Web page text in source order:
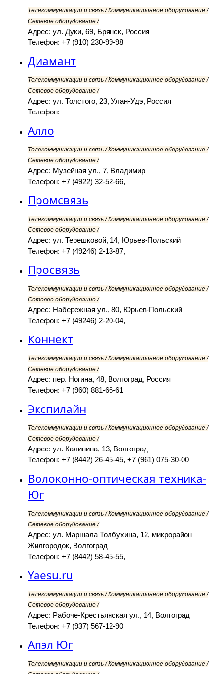
Телекоммуникации и связь / Коммуникационное оборудование /
Сетевое оборудование /
Адрес: ул. Дуки, 69, Брянск, Россия
Телефон: +7 (910) 230-99-98
Диамант
Телекоммуникации и связь / Коммуникационное оборудование /
Сетевое оборудование /
Адрес: ул. Толстого, 23, Улан-Удэ, Россия
Телефон:
Алло
Телекоммуникации и связь / Коммуникационное оборудование /
Сетевое оборудование /
Адрес: Музейная ул., 7, Владимир
Телефон: +7 (4922) 32-52-66,
Промсвязь
Телекоммуникации и связь / Коммуникационное оборудование /
Сетевое оборудование /
Адрес: ул. Терешковой, 14, Юрьев-Польский
Телефон: +7 (49246) 2-13-87,
Просвязь
Телекоммуникации и связь / Коммуникационное оборудование /
Сетевое оборудование /
Адрес: Набережная ул., 80, Юрьев-Польский
Телефон: +7 (49246) 2-20-04,
Коннект
Телекоммуникации и связь / Коммуникационное оборудование /
Сетевое оборудование /
Адрес: пер. Ногина, 48, Волгоград, Россия
Телефон: +7 (960) 881-66-61
Экспилайн
Телекоммуникации и связь / Коммуникационное оборудование /
Сетевое оборудование /
Адрес: ул. Калинина, 13, Волгоград
Телефон: +7 (8442) 26-45-45, +7 (961) 075-30-00
Волоконно-оптическая техника-
Юг
Телекоммуникации и связь / Коммуникационное оборудование /
Сетевое оборудование /
Адрес: ул. Маршала Толбухина, 12, микрорайон
Жилгородок, Волгоград
Телефон: +7 (8442) 58-45-55,
Yaesu.ru
Телекоммуникации и связь / Коммуникационное оборудование /
Сетевое оборудование /
Адрес: Рабоче-Крестьянская ул., 14, Волгоград
Телефон: +7 (937) 567-12-90
Апэл Юг
Телекоммуникации и связь / Коммуникационное оборудование /